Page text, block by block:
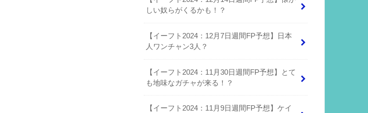
しい奴らがくるかも！？
【イーフト2024：12月7日週間FP予想】日本
人ワンチャン3人？
【イーフト2024：11月30日週間FP予想】とて
も地味なガチャが来る！？
【イーフト2024：11月9日週間FP予想】ケイ